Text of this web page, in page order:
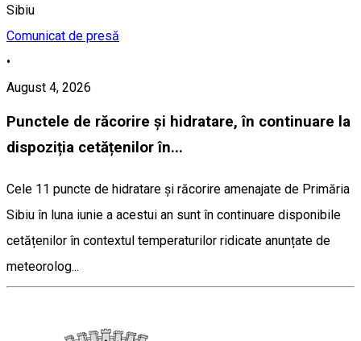
Sibiu
Comunicat de presă
•
August 4, 2026
Punctele de răcorire și hidratare, în continuare la
dispoziția cetățenilor în...
Cele 11 puncte de hidratare și răcorire amenajate de Primăria
Sibiu în luna iunie a acestui an sunt în continuare disponibile
cetățenilor în contextul temperaturilor ridicate anunțate de
meteorolog...